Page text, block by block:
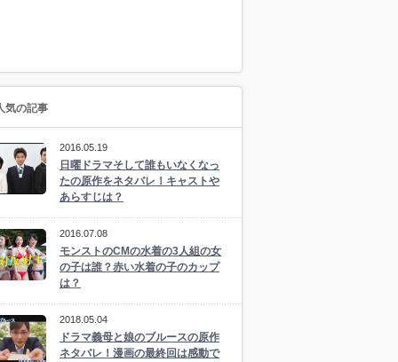
気の記事
2016.05.19
日曜ドラマそして誰もいなくなっ
たの原作をネタバレ！キャストや
あらすじは？
2016.07.08
モンストのCMの水着の3人組の女
の子は誰？赤い水着の子のカップ
は？
2018.05.04
ドラマ義母と娘のブルースの原作
ネタバレ！漫画の最終回は感動で